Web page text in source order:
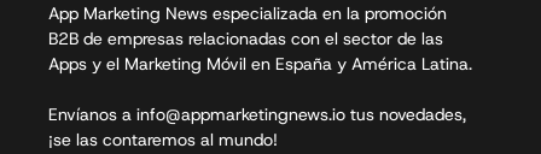
App Marketing News especializada en la promoción
B2B de empresas relacionadas con el sector de las
Apps y el Marketing Móvil en España y América Latina.
Envíanos a info@appmarketingnews.io tus novedades,
¡se las contaremos al mundo!